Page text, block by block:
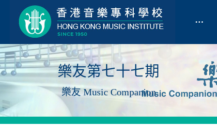
樂友第七十七期
樂友 Music Companion